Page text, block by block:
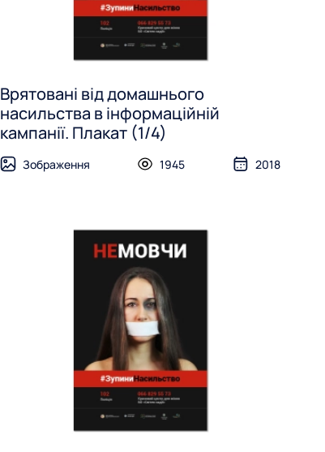
Врятовані від домашнього
насильства в інформаційній
кампанії. Плакат (1/4)
Зображення 1945 2018